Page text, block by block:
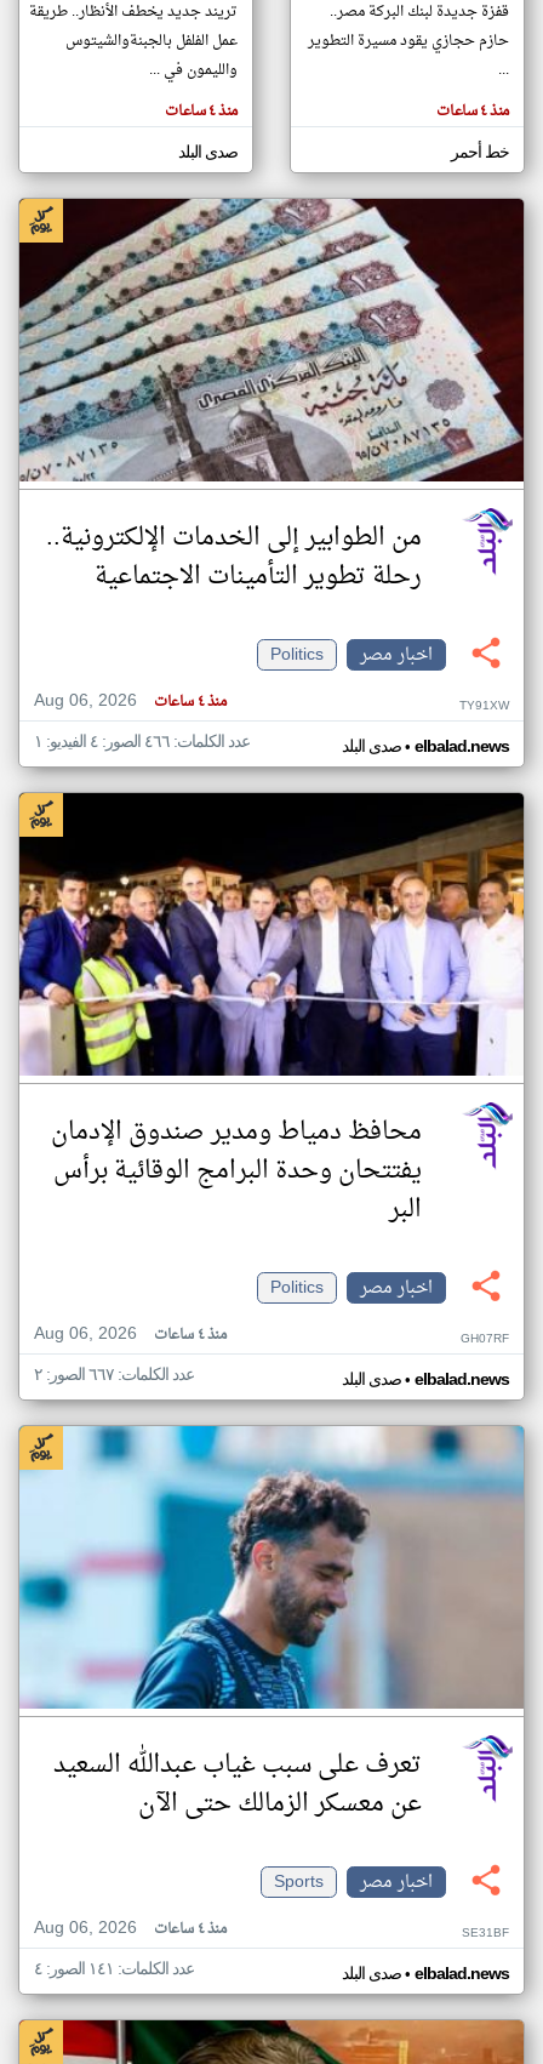
تغيير الدولة
مصادر الأخبار من مصر
اخبار مصر على مدار الساعة
أهم اخبار مصر العاجلة والمباشرة
المقالات
هنا عن
وجهة
نظر
كاتبيها.
قفزة جديدة لبنك البركة مصر..
حازم حجازي يقود مسيرة التطوير
...
منذ ٤ ساعات
خط أحمر
تريند جديد يخطف الأنظار.. طريقة
عمل الفلفل بالجبنةوالشيتوس
والليمون في ...
منذ ٤ ساعات
صدى البلد
من الطوابير إلى الخدمات الإلكترونية..
رحلة تطوير التأمينات الاجتماعية
اخبار مصر
Politics
Aug 06, 2026
منذ ٤ ساعات TY91XW
صدى البلد• elbalad.news عدد الكلمات: ٤٦٦ الصور: ٤ الفيديو: ١
محافظ دمياط ومدير صندوق الإدمان
يفتتحان وحدة البرامج الوقائية برأس
البر
اخبار مصر
Politics
Aug 06, 2026
منذ ٤ ساعات GH07RF
صدى البلد• elbalad.news عدد الكلمات: ٦٦٧ الصور: ٢
تعرف على سبب غياب عبدالله السعيد
عن معسكر الزمالك حتى الآن
اخبار مصر
Sports
Aug 06, 2026
منذ ٤ ساعات SE31BF
صدى البلد• elbalad.news عدد الكلمات: ١٤١ الصور: ٤
klyoum.com